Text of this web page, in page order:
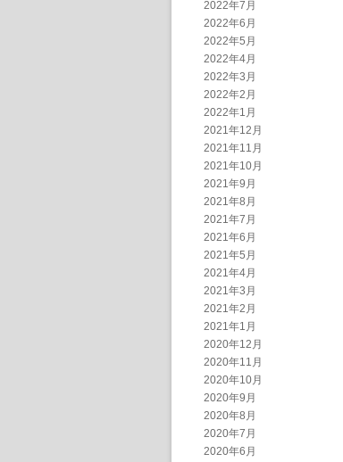
2022年7月
2022年6月
2022年5月
2022年4月
2022年3月
2022年2月
2022年1月
2021年12月
2021年11月
2021年10月
2021年9月
2021年8月
2021年7月
2021年6月
2021年5月
2021年4月
2021年3月
2021年2月
2021年1月
2020年12月
2020年11月
2020年10月
2020年9月
2020年8月
2020年7月
2020年6月